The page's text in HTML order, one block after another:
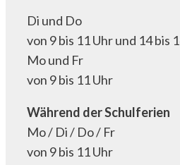
Di und Do
von 9 bis 11 Uhr und 14 bis
Mo und Fr
von 9 bis 11 Uhr
Während der Schulferien
Mo / Di / Do / Fr
von 9 bis 11 Uhr